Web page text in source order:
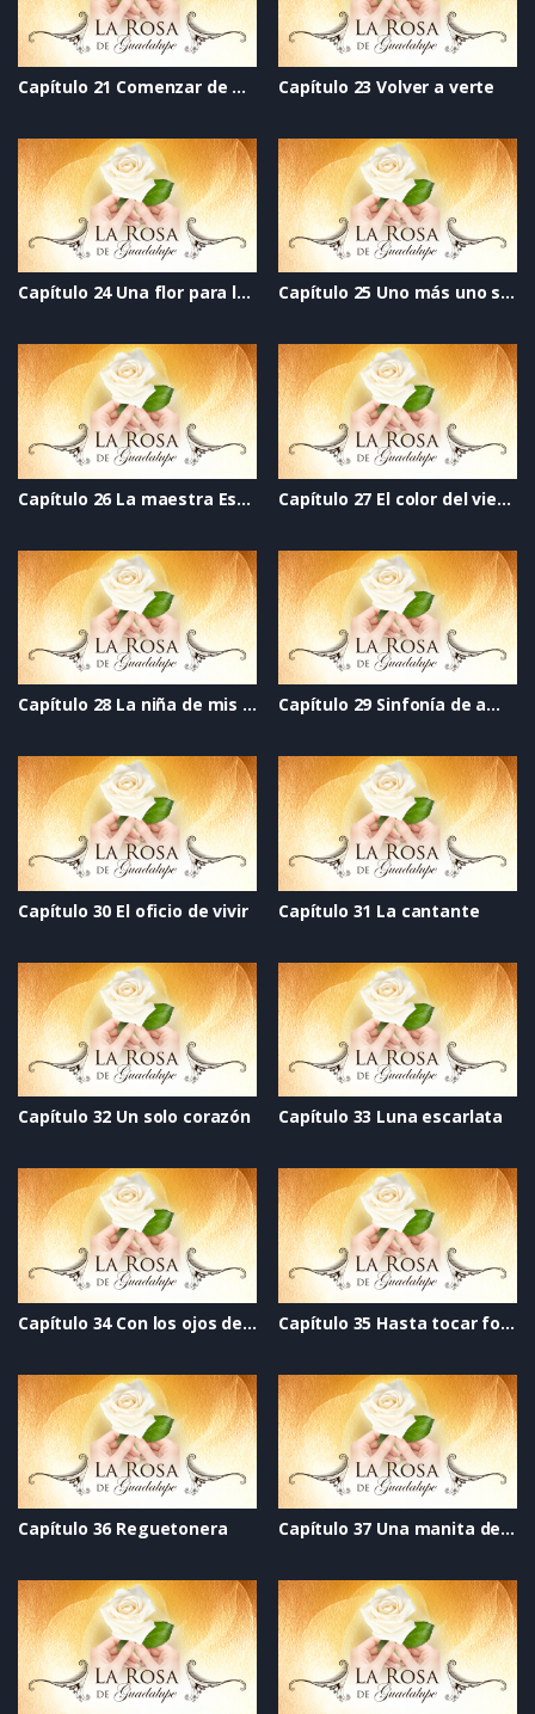
Capítulo 21 Comenzar de nuevo Capítulo 23 Volver a verte
Capítulo 24 Una flor para la vida Capítulo 25 Uno más uno siempre es dos
Capítulo 26 La maestra Estelita Capítulo 27 El color del viento
Capítulo 28 La niña de mis ojos Capítulo 29 Sinfonía de amor
Capítulo 30 El oficio de vivir Capítulo 31 La cantante
Capítulo 32 Un solo corazón Capítulo 33 Luna escarlata
Capítulo 34 Con los ojos del alma Capítulo 35 Hasta tocar fondo
Capítulo 36 Reguetonera Capítulo 37 Una manita de gato